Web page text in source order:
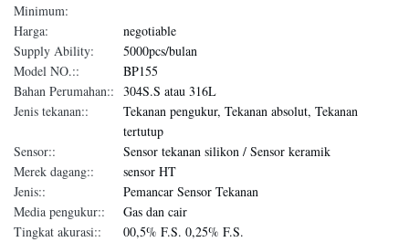
Minimum:
Harga:
negotiable
Supply Ability:
5000pcs/bulan
Model NO.::
BP155
Bahan Perumahan:: 304S.S atau 316L
Jenis tekanan::
Tekanan pengukur, Tekanan absolut, Tekanan
tertutup
Sensor::
Sensor tekanan silikon / Sensor keramik
Merek dagang::
sensor HT
Jenis::
Pemancar Sensor Tekanan
Media pengukur::
Gas dan cair
Tingkat akurasi::
00,5% F.S. 0,25% F.S.